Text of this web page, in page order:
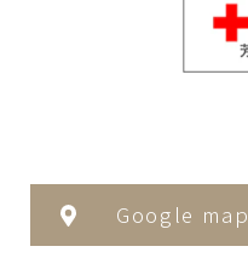
Google map